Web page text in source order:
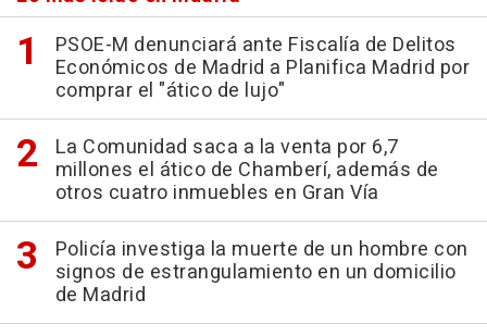
PSOE-M denunciará ante Fiscalía de Delitos
Económicos de Madrid a Planifica Madrid por
comprar el "ático de lujo"
La Comunidad saca a la venta por 6,7
millones el ático de Chamberí, además de
otros cuatro inmuebles en Gran Vía
Policía investiga la muerte de un hombre con
signos de estrangulamiento en un domicilio
de Madrid